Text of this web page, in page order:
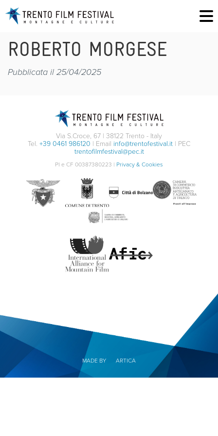
ROBERTO MORGESE
Pubblicata il 25/04/2025
Via S.Croce, 67 | 38122 Trento - Italy
Tel. +39 0461 986120 | Email info@trentofestival.it | PEC
trentofilmfestival@pec.it
PI e CF 00387380223 | Privacy & Cookies
MADE BY ARTICA